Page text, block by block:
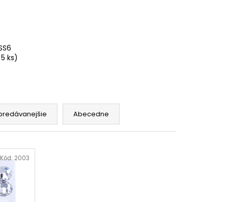
ks)
Abecedne
Kód: 2003